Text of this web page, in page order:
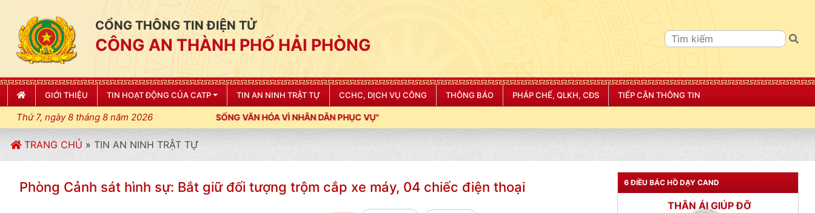
CỔNG THÔNG TIN ĐIỆN TỬ
CÔNG AN THÀNH PHỐ HẢI PHÒNG
GIỚI THIỆU TIN HOẠT ĐỘNG CỦA CATP TIN AN NINH TRẬT TỰ CCHC, DỊCH VỤ CÔNG THÔNG BÁO PHÁP CHẾ, QLKH, CĐS TIẾP CẬN THÔNG TIN
Thứ 7, ngày 8 tháng 8 năm 2026
ĐIỀU LỆNH; XÂY DỰNG NẾP SỐNG VĂN HÓA VÌ NHÂN DÂN PHỤC VỤ"
TRANG CHỦ » TIN AN NINH TRẬT TỰ
Phòng Cảnh sát hình sự: Bắt giữ đối tượng trộm cắp xe máy, 04 chiếc điện thoại 6 ĐIỀU BÁC HỒ DẠY CAND
TƯ CÁCH
NGƯỜI CÔNG AN CÁCH MỆNH LÀ:
Đối với tự mình, phải
CẦN, KIỆM, LIÊM, CHÍNH
Đối với đồng sự, phải
THÂN ÁI GIÚP ĐỠ
Đối với chính phủ, phải
TUYỆT ĐỐI TRUNG THÀNH